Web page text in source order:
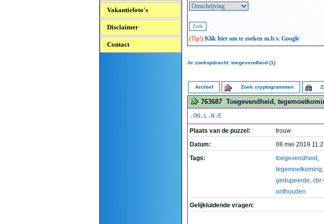
Vakantiefoto's
Disclaimer
Contact
(Tip!) Klik hier om te zoeken m.b.v. Google
Je zoekopdracht: toegevendheid (1)
Archief Zoek cryptogrammen
763687 Toegevendheid,
.OO.L.N.E
Plaats van de puzzel:
trouw
Datum:
08 mei 2019
Tags:
toegevendheid ,
tegemoetkoming,
gedupeerde,
onthouden
Gelijkluidende vragen: